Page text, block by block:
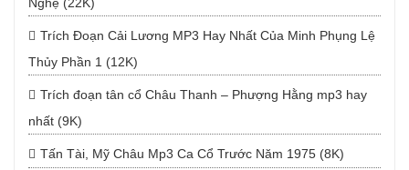
Trích Đoạn Cải Lương MP3 Hay Nhất Của Minh Phụng Lệ
Thủy Phần 1 (12K)
Trích đoạn tân cổ Châu Thanh – Phượng Hằng mp3 hay
nhất (9K)
Tấn Tài, Mỹ Châu Mp3 Ca Cổ Trước Năm 1975 (8K)